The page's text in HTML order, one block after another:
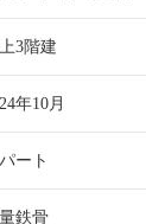
3階建
年10月
ート
鉄骨